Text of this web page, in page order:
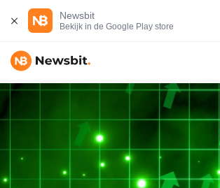
Newsbit
Bekijk in de Google Play store